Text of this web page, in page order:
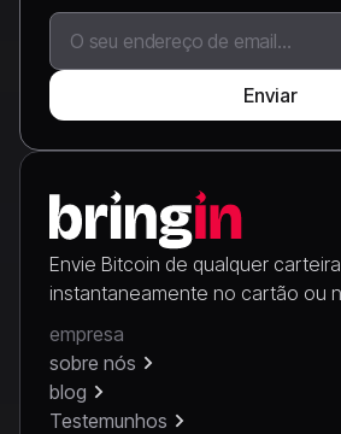
Envie Bitcoin de qualquer
instantaneamente no cartão ou
empresa
sobre nós
blog
Testemunhos